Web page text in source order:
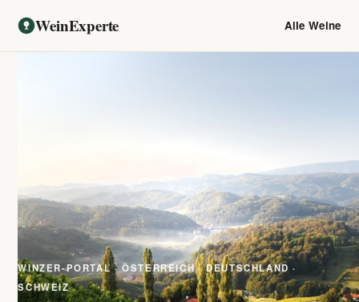
WeinExperte Alle Weine
WINZER-PORTAL · ÖSTERREICH · DEUTSCHLAND ·
SCHWEIZ